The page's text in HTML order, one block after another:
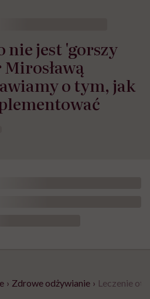
nie jest 'gorszy
o tym, jak
› Zdrowe odżywianie › Leczenie